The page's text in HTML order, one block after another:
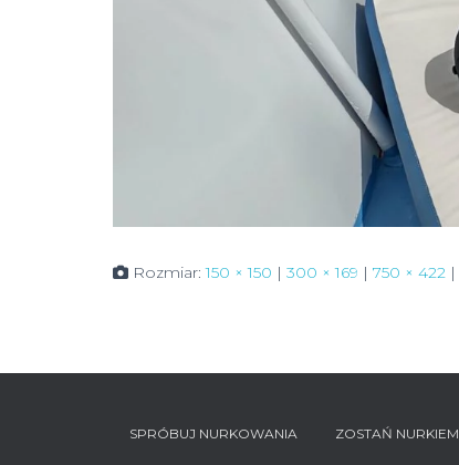
Rozmiar:150 × 150 | 300 × 169 | 750 × 422 |
SPRÓBUJ NURKOWANIA ZOSTAŃ NURKIEM